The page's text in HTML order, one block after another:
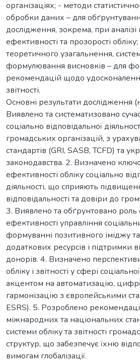
організаціях; - методи
обробки даних – для
дослідження, зокрема, при аналізі
ефективності та прозорості
теоретичного узагальнення,
формулювання висновків – для
рекомендацій щодо
звітності.
Основні результати дослідження
Виявлено та систематизовано
соціально відповідальної
громадських організацій, з
стандартів (GRI, SASB, TCFD) та
законодавства. 2. Визначено
ефективності обліку соціально
діяльності, що сприяють
відповідальності та довіри до
3. Виявлено та обґрунтовано роль
ефективності управління
формуванні позитивного іміджу
додаткових ресурсів і підтримки
донорів. 4. Визначено
обліку і звітності у сфері
акцентом на автоматизацію,
гармонізацію з європейськими
ESRS). 5. Розроблено
міжнародних та національних
системи обліку та звітності
структур, що забезпечує їхню
вимогам глобалізації.